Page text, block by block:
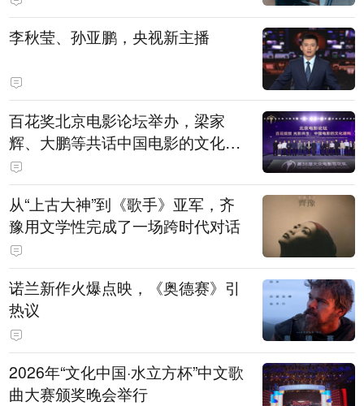
白，主演均为广州本土演员
李秋莹、孙亚鹏，央视新主播
百花奖北京电影论坛举办，梁家
辉、大鹏等共话中国电影的文化建
构
从“上古大神”到《歌手》亚军，齐
豫用文学性完成了一场跨时代对话
诺兰新作火爆点映，《奥德赛》引
热议
2026年“文化中国·水立方杯”中文歌
曲大赛颁奖晚会举行